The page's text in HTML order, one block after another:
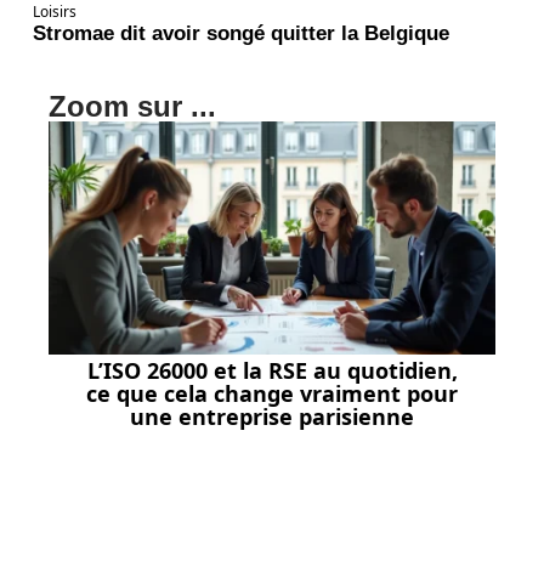
Loisirs
Stromae dit avoir songé quitter la Belgique
Zoom sur ...
L’ISO 26000 et la RSE au quotidien,
ce que cela change vraiment pour
une entreprise parisienne